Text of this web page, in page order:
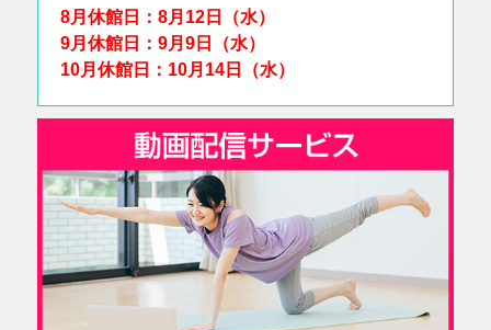
8月休館日：8月12日（水）
9月休館日：9月9日（水）
10月休館日：10月14日（水）